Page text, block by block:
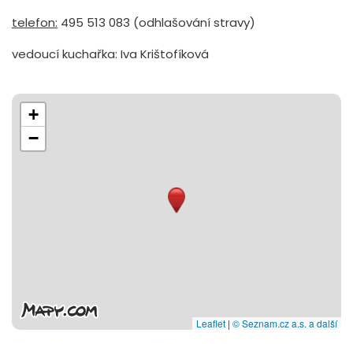
telefon: 495 513 083 (odhlašování stravy)
vedoucí kuchařka: Iva Krištofíková
+
−
Leaflet | © Seznam.cz a.s. a další